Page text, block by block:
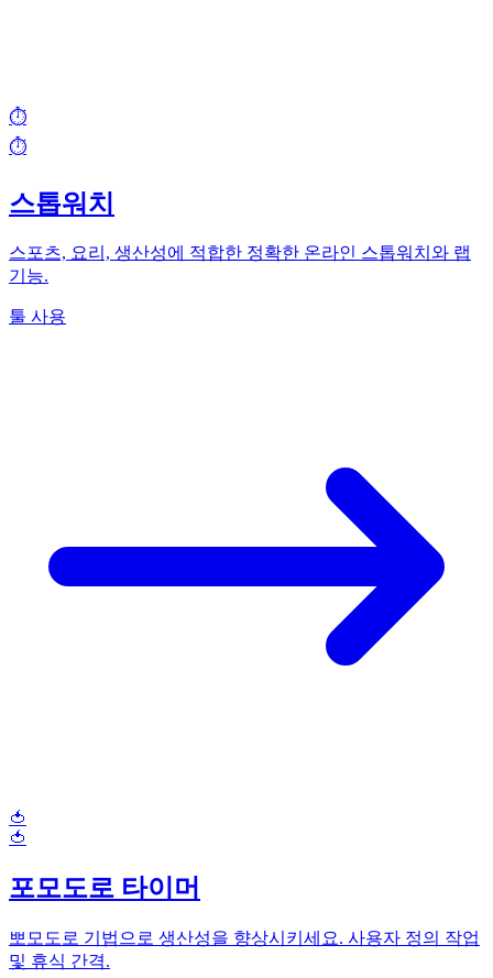
⏱️
⏱️
스톱워치
스포츠, 요리, 생산성에 적합한 정확한 온라인 스톱워치와 랩
기능.
툴 사용
🍅
🍅
포모도로 타이머
뽀모도로 기법으로 생산성을 향상시키세요. 사용자 정의 작업
및 휴식 간격.